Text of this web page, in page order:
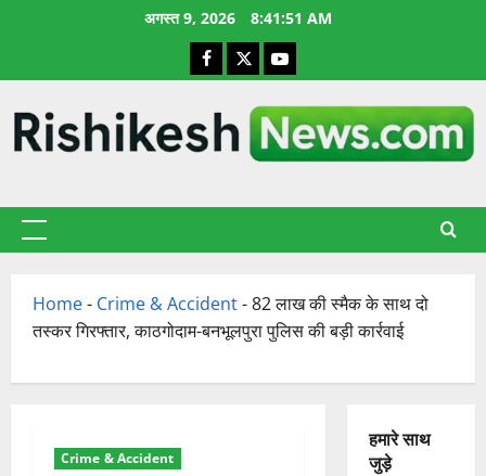
अगस्त 9, 2026 8:41:52 AM
Facebook
X YouTube
प्राथमिक
Home- Crime & Accident-82 लाख की स्मैक के साथ दो
तस्कर गिरफ्तार, काठगोदाम-बनभूलपुरा पुलिस की बड़ी कार्रवाई
Crime & Accident
हमारे साथ
जुड़े